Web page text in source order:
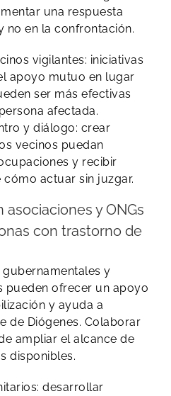
una respuesta
no en la confrontación.
vigilantes: iniciativas
apoyo mutuo en lugar
ser más efectivas
afectada.
y diálogo: crear
vecinos puedan
y recibir
actuar sin juzgar.
asociaciones y ONGs
con trastorno de
y
pueden ofrecer un apoyo
y ayuda a
de Diógenes. Colaborar
ampliar el alcance de
disponibles.
desarrollar